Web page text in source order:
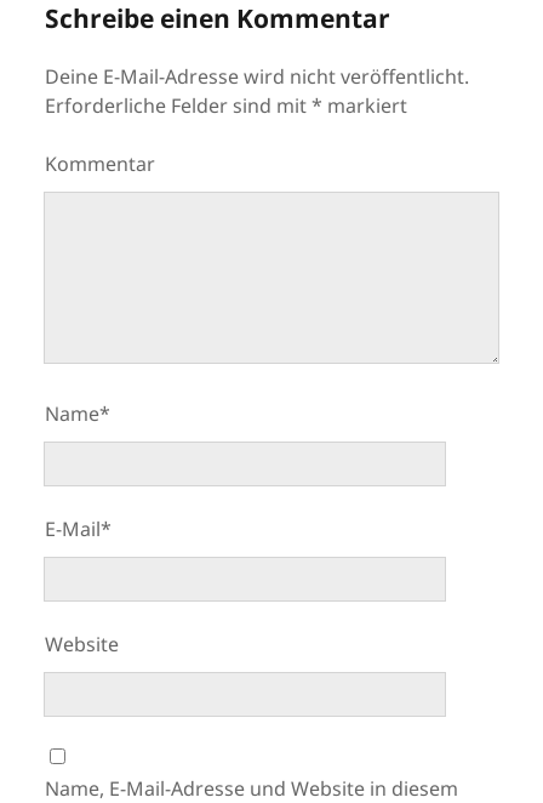
Schreibe einen Kommentar
Deine E-Mail-Adresse wird nicht veröffentlicht.
Erforderliche Felder sind mit* markiert
Kommentar
Name*
E-Mail*
Website
Name, E-Mail-Adresse und Website in diesem